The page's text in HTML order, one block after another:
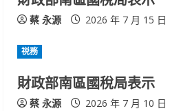
i
n
g
蔡 永源 2026 年 7 月 15 日
祱務
財政部南區國稅局表示
蔡 永源 2026 年 7 月 10 日